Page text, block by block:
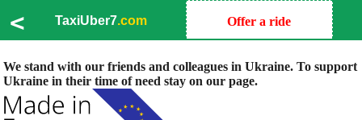
< TaxiUber7.com Offer a ride
We stand with our friends and colleagues in Ukraine. To support
Ukraine in their time of need stay on our page.